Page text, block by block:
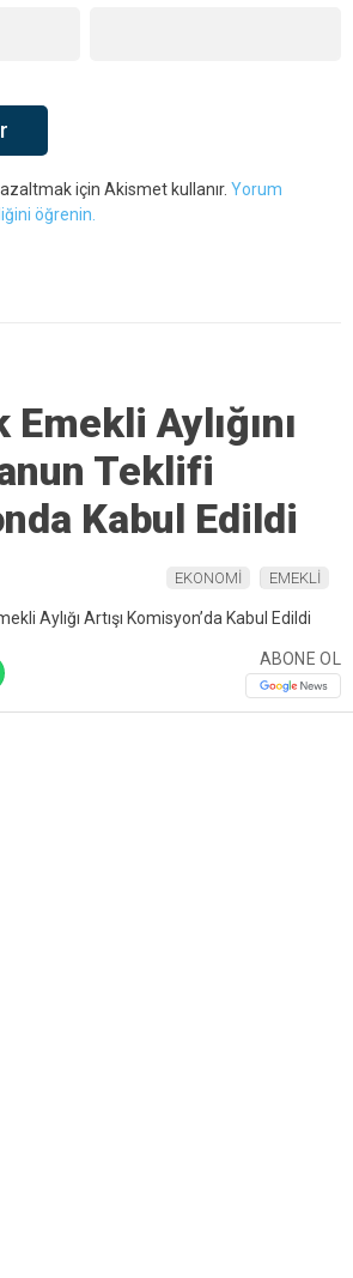
için Akismet kullanır. Yorum
öğrenin.
Emekli Aylığını
Teklifi
Kabul Edildi
EKONOMİ EMEKLİ
ABONE OL